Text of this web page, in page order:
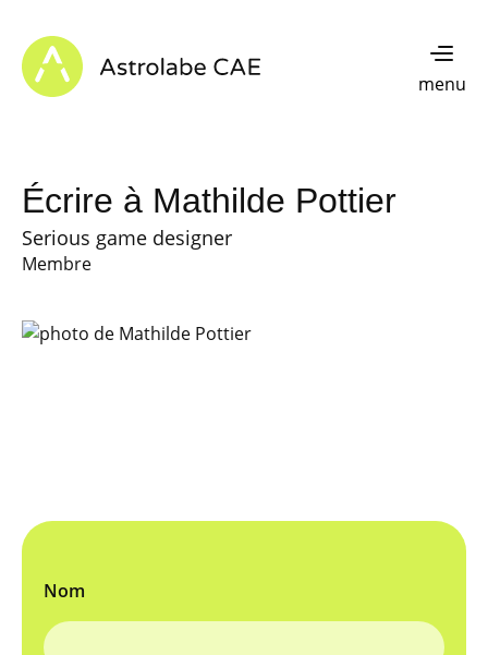
Astrolabe CAE - Home
menu
Écrire à Mathilde Pottier
Serious game designer
Membre
Nom